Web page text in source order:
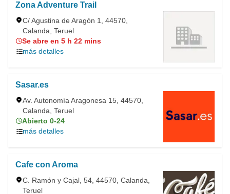
Zona Adventure Trail
C/ Agustina de Aragón 1, 44570,
Calanda, Teruel
Se abre en 5 h 22 mins
más detalles
Sasar.es
Av. Autonomía Aragonesa 15, 44570,
Calanda, Teruel
Abierto 0-24
más detalles
Cafe con Aroma
C. Ramón y Cajal, 54, 44570, Calanda,
Teruel